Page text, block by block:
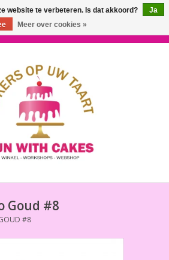
Goud #8
GOUD #8
website te verbeteren. Is dat akkoord?
Ja
Meer over cookies »